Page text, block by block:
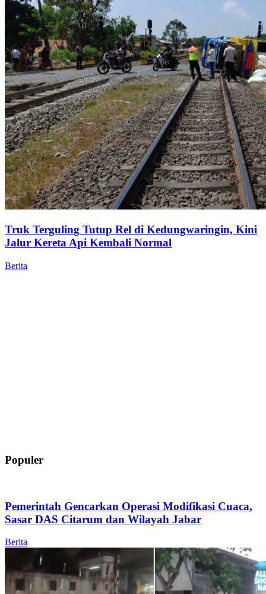
Truk Terguling Tutup Rel di Kedungwaringin, Kini
Jalur Kereta Api Kembali Normal
Berita
Populer
Pemerintah Gencarkan Operasi Modifikasi Cuaca,
Sasar DAS Citarum dan Wilayah Jabar
Berita